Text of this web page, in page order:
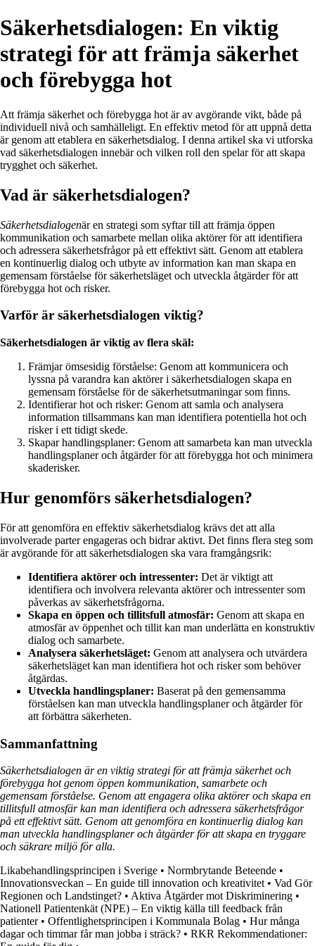
Säkerhetsdialogen: En viktig
strategi för att främja säkerhet
och förebygga hot
Att främja säkerhet och förebygga hot är av avgörande vikt, både på
individuell nivå och samhälleligt. En effektiv metod för att uppnå detta
är genom att etablera en säkerhetsdialog. I denna artikel ska vi utforska
vad säkerhetsdialogen innebär och vilken roll den spelar för att skapa
trygghet och säkerhet.
Vad är säkerhetsdialogen?
Säkerhetsdialogenär en strategi som syftar till att främja öppen
kommunikation och samarbete mellan olika aktörer för att identifiera
och adressera säkerhetsfrågor på ett effektivt sätt. Genom att etablera
en kontinuerlig dialog och utbyte av information kan man skapa en
gemensam förståelse för säkerhetsläget och utveckla åtgärder för att
förebygga hot och risker.
Varför är säkerhetsdialogen viktig?
Säkerhetsdialogen är viktig av flera skäl:
Främjar ömsesidig förståelse: Genom att kommunicera och
lyssna på varandra kan aktörer i säkerhetsdialogen skapa en
gemensam förståelse för de säkerhetsutmaningar som finns.
Identifierar hot och risker: Genom att samla och analysera
information tillsammans kan man identifiera potentiella hot och
risker i ett tidigt skede.
Skapar handlingsplaner: Genom att samarbeta kan man utveckla
handlingsplaner och åtgärder för att förebygga hot och minimera
skaderisker.
Hur genomförs säkerhetsdialogen?
För att genomföra en effektiv säkerhetsdialog krävs det att alla
involverade parter engageras och bidrar aktivt. Det finns flera steg som
är avgörande för att säkerhetsdialogen ska vara framgångsrik:
Identifiera aktörer och intressenter: Det är viktigt att
identifiera och involvera relevanta aktörer och intressenter som
påverkas av säkerhetsfrågorna.
Skapa en öppen och tillitsfull atmosfär: Genom att skapa en
atmosfär av öppenhet och tillit kan man underlätta en konstruktiv
dialog och samarbete.
Analysera säkerhetsläget: Genom att analysera och utvärdera
säkerhetsläget kan man identifiera hot och risker som behöver
åtgärdas.
Utveckla handlingsplaner: Baserat på den gemensamma
förståelsen kan man utveckla handlingsplaner och åtgärder för
att förbättra säkerheten.
Sammanfattning
Säkerhetsdialogen är en viktig strategi för att främja säkerhet och
förebygga hot genom öppen kommunikation, samarbete och
gemensam förståelse. Genom att engagera olika aktörer och skapa en
tillitsfull atmosfär kan man identifiera och adressera säkerhetsfrågor
på ett effektivt sätt. Genom att genomföra en kontinuerlig dialog kan
man utveckla handlingsplaner och åtgärder för att skapa en tryggare
och säkrare miljö för alla.
Likabehandlingsprincipen i Sverige • Normbrytande Beteende •
Innovationsveckan – En guide till innovation och kreativitet • Vad Gör
Regionen och Landstinget? • Aktiva Åtgärder mot Diskriminering •
Nationell Patientenkät (NPE) – En viktig källa till feedback från
patienter• Offentlighetsprincipen i Kommunala Bolag • Hur många
dagar och timmar får man jobba i sträck? • RKR Rekommendationer: